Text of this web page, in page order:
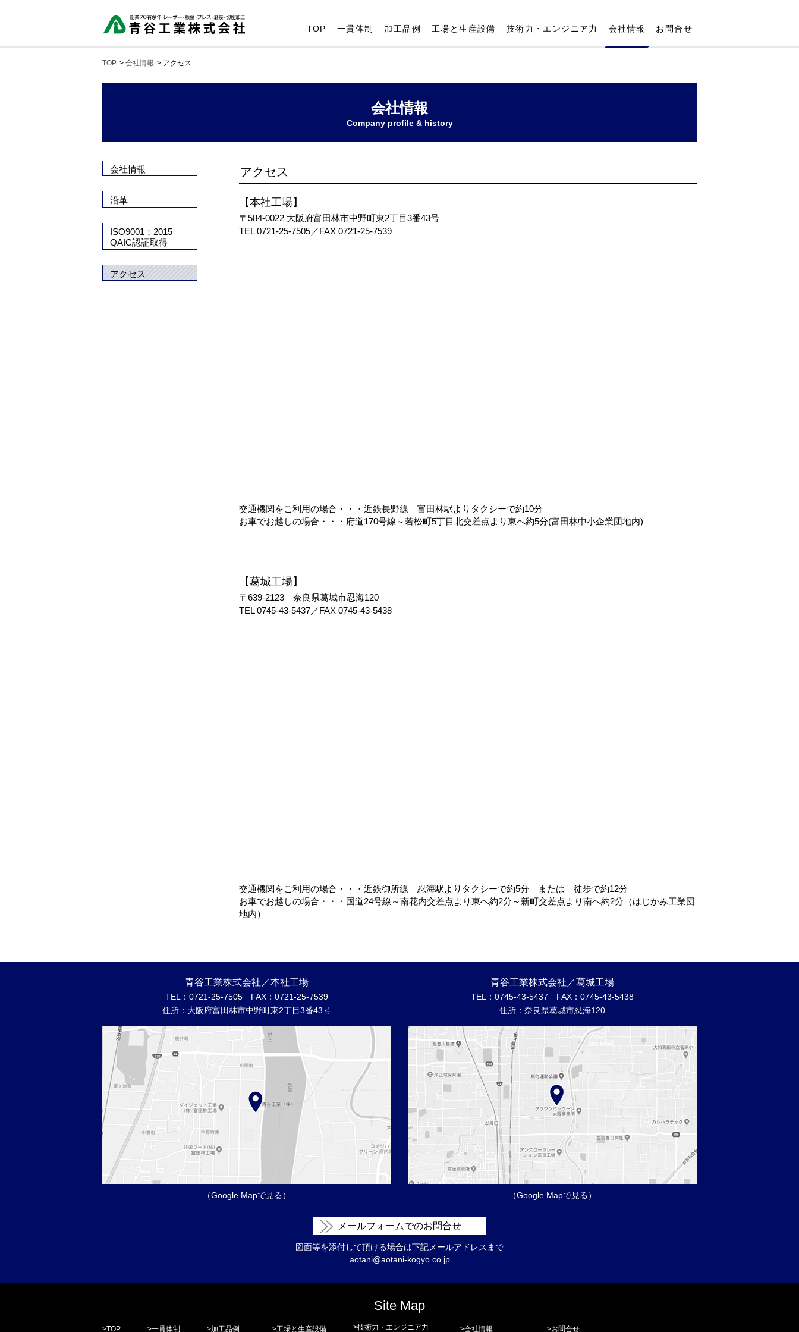
TOP 一貫体制 加工品例 工場と生産設備 技術力・エンジニア力 会社情報 お問合せ
TOP > 会社情報 > アクセス
会社情報
Company profile & history
会社情報
沿革
ISO9001：2015
QAIC認証取得
アクセス
アクセス
【本社工場】
〒584-0022 大阪府富田林市中野町東2丁目3番43号
TEL0721-25-7505／FAX 0721-25-7539
交通機関をご利用の場合・・・近鉄長野線 富田林駅よりタクシーで約10分
お車でお越しの場合・・・府道170号線～若松町5丁目北交差点より東へ約5分(富田林中小企業団地内)
【葛城工場】
〒639-2123 奈良県葛城市忍海120
TEL0745-43-5437／FAX 0745-43-5438
交通機関をご利用の場合・・・近鉄御所線 忍海駅よりタクシーで約5分 または 徒歩で約12分
お車でお越しの場合・・・国道24号線～南花内交差点より東へ約2分～新町交差点より南へ約2分（はじかみ工業団
地内）
青谷工業株式会社／本社工場
TEL： 0721-25-7505 FAX：0721-25-7539
住所：大阪府富田林市中野町東2丁目3番43号
（Google Mapで見る）
青谷工業株式会社／葛城工場
TEL： 0745-43-5437 FAX：0745-43-5438
住所：奈良県葛城市忍海120
（Google Mapで見る）
メールフォームでのお問合せ
図面等を添付して頂ける場合は下記メールアドレスまで
aotani@aotani-kogyo.co.jp
Site Map
>TOP >一貫体制 >加工品例 >工場と生産設備 >技術力・エンジニア力 >会社情報 >お問合せ